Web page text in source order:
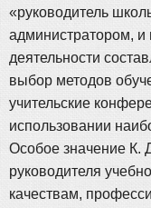
«руководитель
администратором, и
деятельности
выбор методов
учительские
использовании
Особое значение К.
руководителя
качествам,